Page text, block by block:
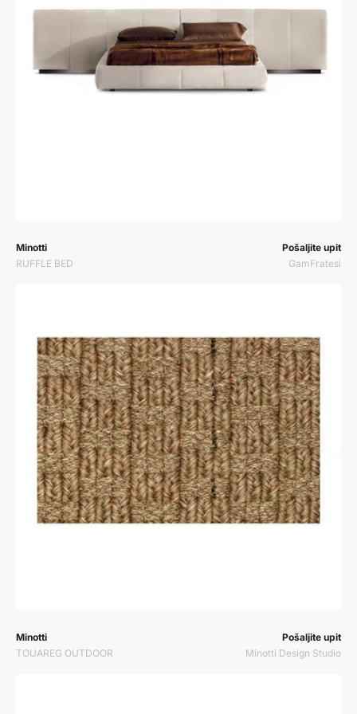
Prodavač:
Minotti
RUFFLE BED
Prodavač:
Pošaljite upit
GamFratesi
Prodavač:
Minotti
TOUAREG OUTDOOR
Prodavač:Pošaljite upit
Minotti Design Studio